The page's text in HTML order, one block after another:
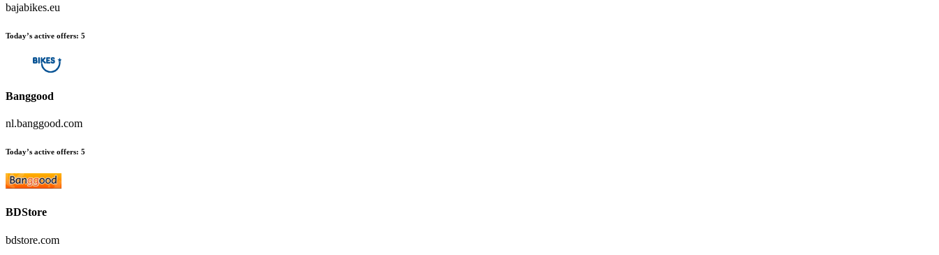
bajabikes.eu
Today’s active offers: 5
Banggood
nl.banggood.com
Today’s active offers: 5
BDStore
bdstore.com